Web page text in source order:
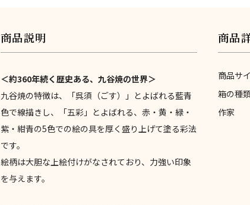
商品説明
＜約360年続く歴史ある、九谷焼の世界＞
九谷焼の特徴は、「呉須（ごす）」とよばれる藍青
色で線描きし、「五彩」とよばれる、赤・黄・緑・
紫・紺青の5色での絵の具を厚く盛り上げて塗る彩法
です。
絵柄は大胆な上絵付けがなされており、力強い印象
を与えます。
商品
商品サ
箱の種
作家